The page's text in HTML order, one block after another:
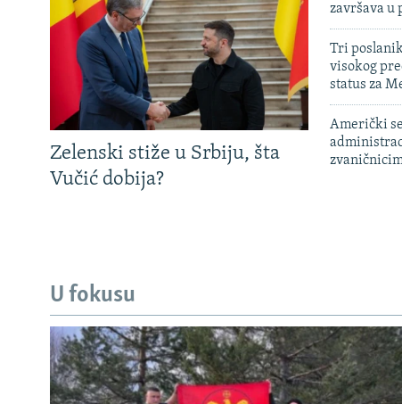
Zelenski stiže u Srbiju, šta
Vučić dobija?
završava u
Tri
visokog
status za
Američki
U fokusu